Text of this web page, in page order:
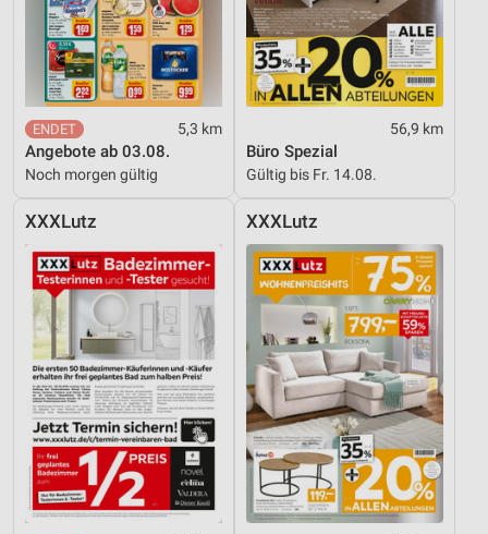
5,3 km
Angebote ab 03.08.
Noch morgen gültig
56,9 km
Büro Spezial
Gültig bis Fr. 14.08.
XXXLutz XXXLutz